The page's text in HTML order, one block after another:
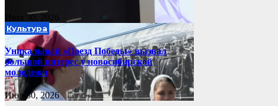
Июл 30, 2026
Культура
Уникальный «Поезд Победы» вызвал
большой интерес у новосибирской
молодежи
Июл 30, 2026